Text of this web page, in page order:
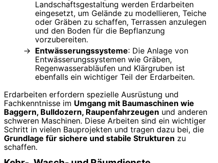
Landschaftsgestaltung werden Erdarbeiten
eingesetzt, um Gelände zu modellieren, Teiche
oder Gräben zu schaffen, Terrassen anzulegen
und den Boden für die Bepflanzung
vorzubereiten.
Entwässerungssysteme: Die Anlage von
Entwässerungssystemen wie Gräben,
Regenwasserabläufen und Klärgruben ist
ebenfalls ein wichtiger Teil der Erdarbeiten.
Erdarbeiten erfordern spezielle Ausrüstung und
Fachkenntnisse im Umgang mit Baumaschinen wie
Baggern, Bulldozern, Raupenfahrzeugen und anderen
schweren Maschinen. Diese Arbeiten sind ein wichtiger
Schritt in vielen Bauprojekten und tragen dazu bei, die
Grundlage für sichere und stabile Strukturen zu
schaffen.